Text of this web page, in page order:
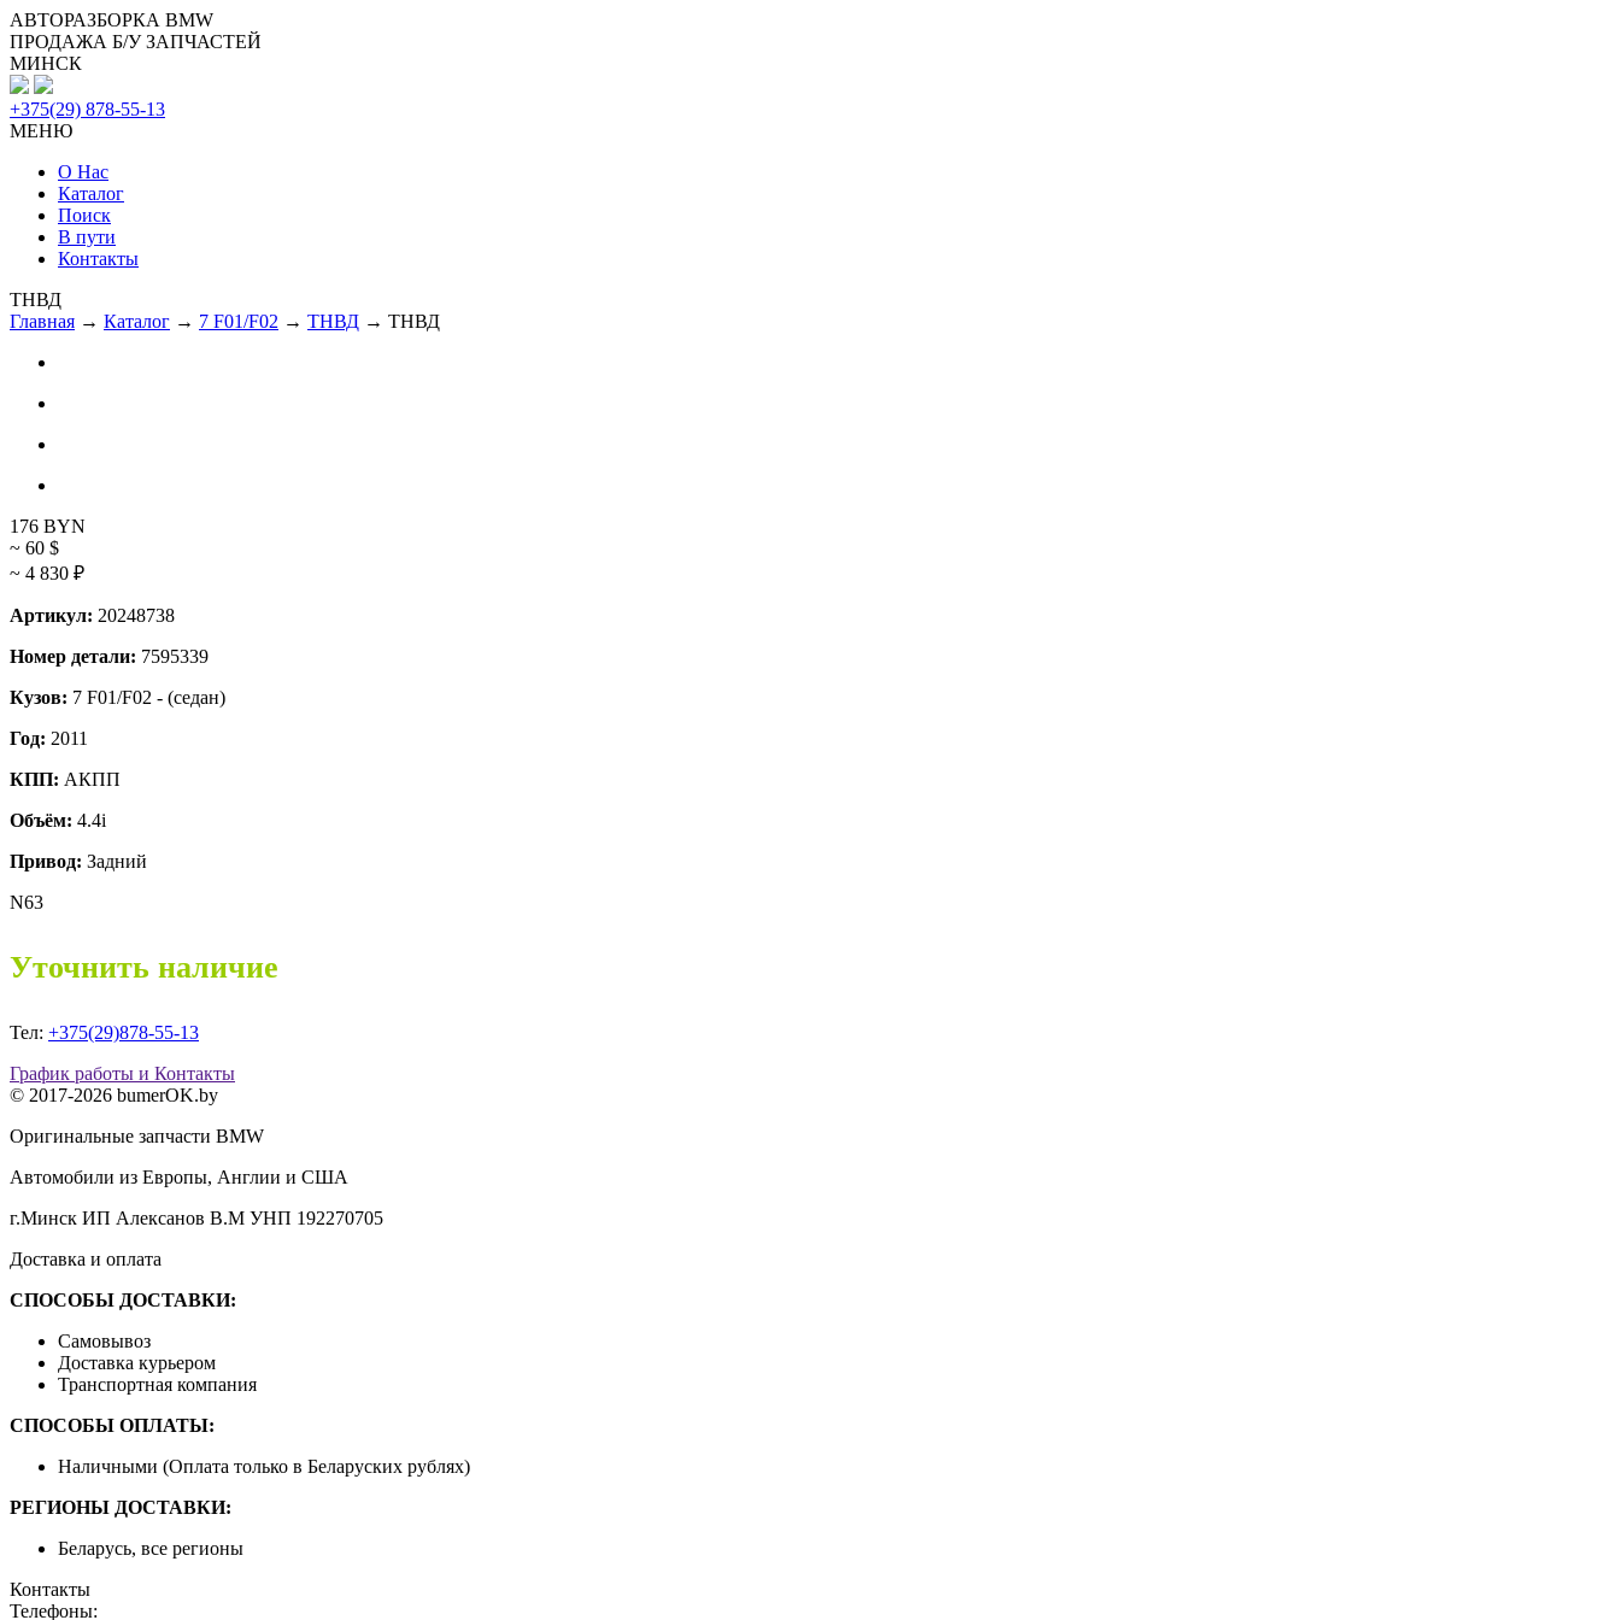
АВТОРАЗБОРКА BMW
ПРОДАЖА Б/У ЗАПЧАСТЕЙ
МИНСК
+375(29) 878-55-13
МЕНЮ
О Нас
Каталог
Поиск
В пути
Контакты
ТНВД
Главная → Каталог → 7 F01/F02 → ТНВД → ТНВД
176 BYN
~ 60 $
~ 4 830 ₽
Артикул: 20248738
Номер детали: 7595339
Кузов: 7 F01/F02 - (седан)
Год: 2011
КПП: АКПП
Объём: 4.4i
Привод: Задний
N63
Уточнить наличие
Тел: +375(29)878-55-13
График работы и Контакты
© 2017-2026 bumerOK.by
Оригинальные запчасти BMW
Автомобили из Европы, Англии и США
г.Минск ИП Алексанов В.М УНП 192270705
Доставка и оплата
СПОСОБЫ ДОСТАВКИ:
Самовывоз
Доставка курьером
Транспортная компания
СПОСОБЫ ОПЛАТЫ:
Наличными (Оплата только в Беларуских рублях)
РЕГИОНЫ ДОСТАВКИ:
Беларусь, все регионы
Контакты
Телефоны: